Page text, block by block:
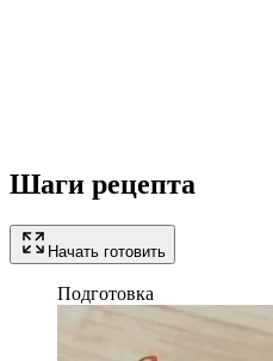
Шаги рецепта
Начать готовить
Подготовка